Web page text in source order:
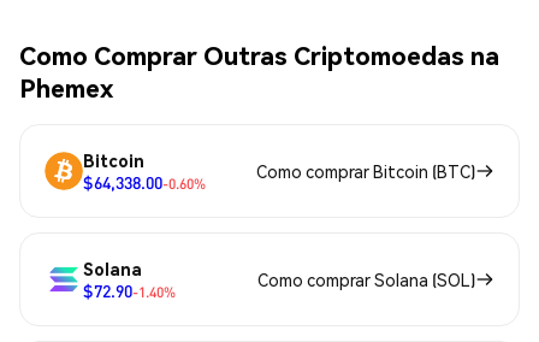
Como Comprar Outras Criptomoedas na
Phemex
Bitcoin
$64,338.00-0.60%
Como comprar Bitcoin (BTC)
Solana
$72.90-1.40%
Como comprar Solana (SOL)